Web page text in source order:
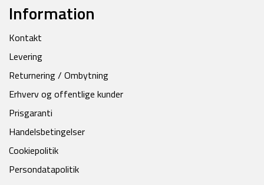
Information
Kontakt
Levering
Returnering / Ombytning
Erhverv og offentlige kunder
Prisgaranti
Handelsbetingelser
Cookiepolitik
Persondatapolitik